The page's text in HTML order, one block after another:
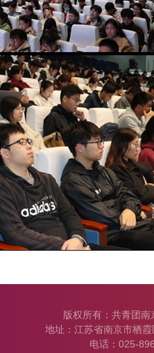
版权所有：共青团南
地址：江苏省南京市栖
电话：025-